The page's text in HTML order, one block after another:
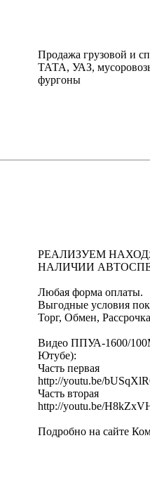
Продажа грузовой и
ТАТА, УАЗ,
фургоны
РЕАЛИЗУЕМ
НАЛИЧИИ
Любая форма оплаты.
Выгодные условия
Торг, Обмен,
Видео ППУА-1600/
Ютубе):
Часть первая
http://youtu.be/
Часть вторая
http://youtu.be/
Подробно на сайте